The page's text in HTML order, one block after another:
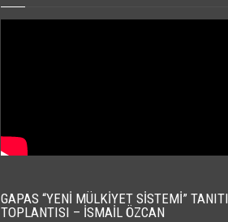
GAPAS “YENI MÜLKIYET SISTEMI”
TOPLANTISI – İSMAIL ÖZCAN